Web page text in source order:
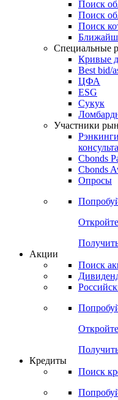
Облигации
Поиски
Поиск
Поиск
Поиск
Специальные
Кривые
Best bid/
ЦФА
ESG
Сукук
Участники
Cbonds
Опросы
Поиск